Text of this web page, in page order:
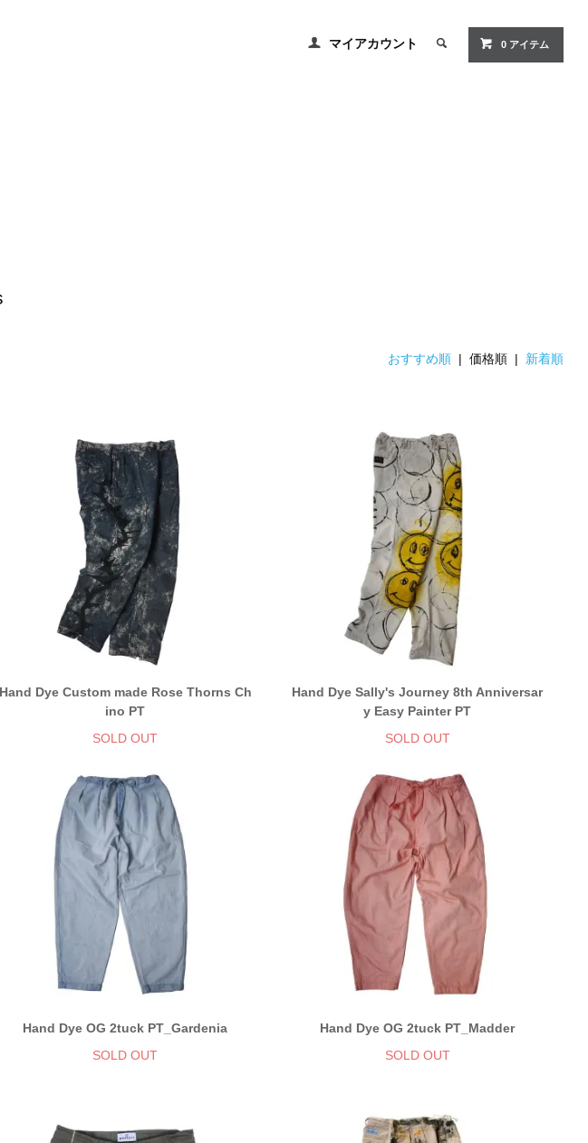
マイアカウント 0 アイテム
おすすめ順 | 価格順 | 新着順
Hand Dye Custom made Rose Thorns Ch
ino PT
SOLD OUT
Hand Dye Sally's Journey 8th Anniversar
y Easy Painter PT
SOLD OUT
Hand Dye OG 2tuck PT_Gardenia
SOLD OUT
Hand Dye OG 2tuck PT_Madder
SOLD OUT